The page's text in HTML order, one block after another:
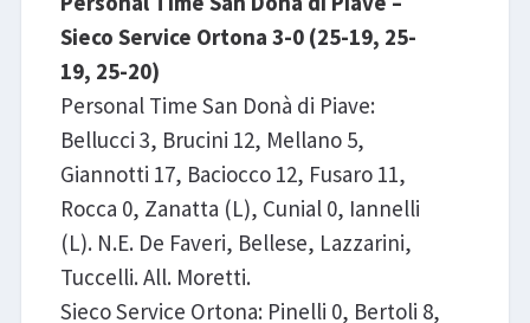
Sieco Service Ortona 3-0 (25-19, 25-
19, 25-20)
Personal Time San Donà di Piave:
Bellucci 3, Brucini 12, Mellano 5,
Giannotti 17, Baciocco 12, Fusaro 11,
Rocca 0, Zanatta (L), Cunial 0, Iannelli
(L). N.E. De Faveri, Bellese, Lazzarini,
Tuccelli. All. Moretti.
Sieco Service Ortona: Pinelli 0, Bertoli 8,